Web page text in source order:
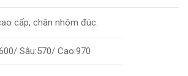
cấp, chân nhôm đúc.
Sâu:570/ Cao:970